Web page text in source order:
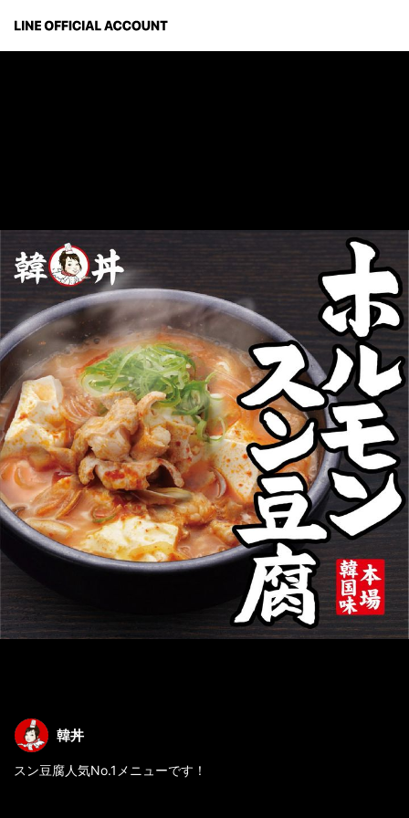
韓丼
スン豆腐人気No.1メニューです！